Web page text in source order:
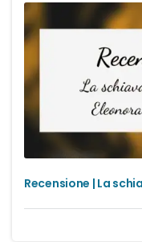
Recensione | La